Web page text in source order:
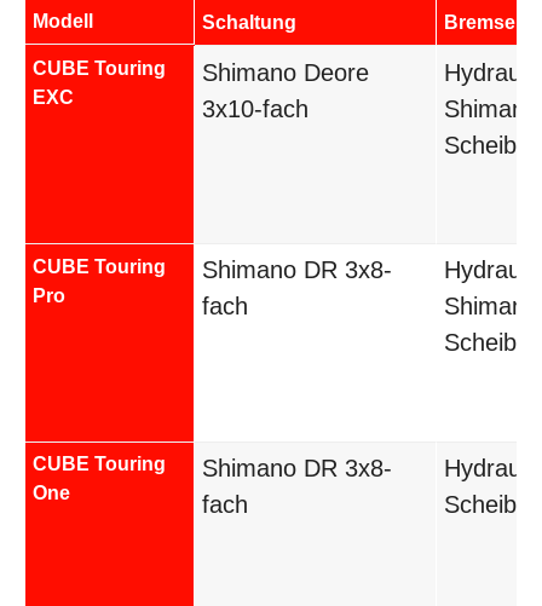
Modell Schaltung Bremsen
CUBE Touring
EXC
Shimano Deore
3x10-fach
Shimano
CUBE Touring
Pro
Shimano DR 3x8-
fach
Shimano
CUBE Touring
One
Shimano DR 3x8-
fach